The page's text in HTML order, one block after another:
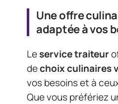
Une offre
adaptée à vos
Leservice traiteur
dechoix culinaires
vos besoins et à
Que vous préfériez